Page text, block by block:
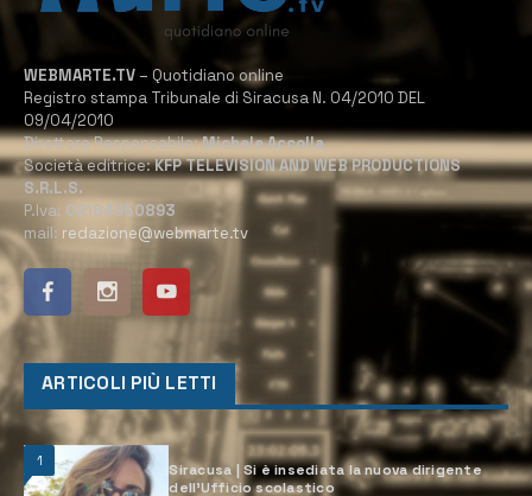
WEBMARTE.TV – Quotidiano online
Registro stampa Tribunale di Siracusa N. 04/2010 DEL
09/04/2010
Direttore Responsabile:Michele Accolla
Società editrice:KFP TELEVISION AND WEB PRODUCTIONS
S.R.L.S.
P.Iva: 02184950893
mail: redazione@webmarte.tv
ARTICOLI PIÙ LETTI
1
Siracusa | Si è insediata la nuova dirigente
dell’Ufficio scolastico